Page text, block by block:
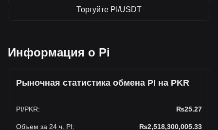
Торгуйте PI/USDT
Информация о Pi
Рыночная статистика обмена PI на PKR
PI/PKR: ₨25.27
Объем за 24 ч. PI: ₨2,518,300,005.33